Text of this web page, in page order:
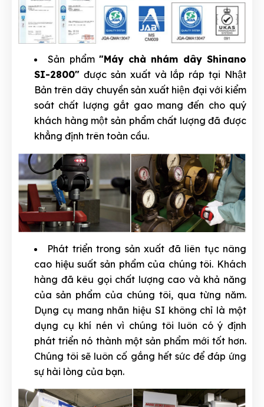
Sản phẩm "Máy chà nhám dây Shinano
SI-2800" được sản xuất và lắp ráp tại Nhật
Bản trên dây chuyền sản xuất hiện đại với kiểm
soát chất lượng gắt gao mang đến cho quý
khách hàng một sản phẩm chất lượng đã được
khẳng định trên toàn cầu.
Phát triển trong sản xuất đã liên tục nâng
cao hiệu suất sản phẩm của chúng tôi. Khách
hàng đã kêu gọi chất lượng cao và khả năng
của sản phẩm của chúng tôi, qua từng năm.
Dụng cụ mang nhãn hiệu SI không chỉ là một
dụng cụ khí nén vì chúng tôi luôn có ý định
phát triển nó thành một sản phẩm mới tốt hơn.
Chúng tôi sẽ luôn cố gắng hết sức để đáp ứng
sự hài lòng của bạn.